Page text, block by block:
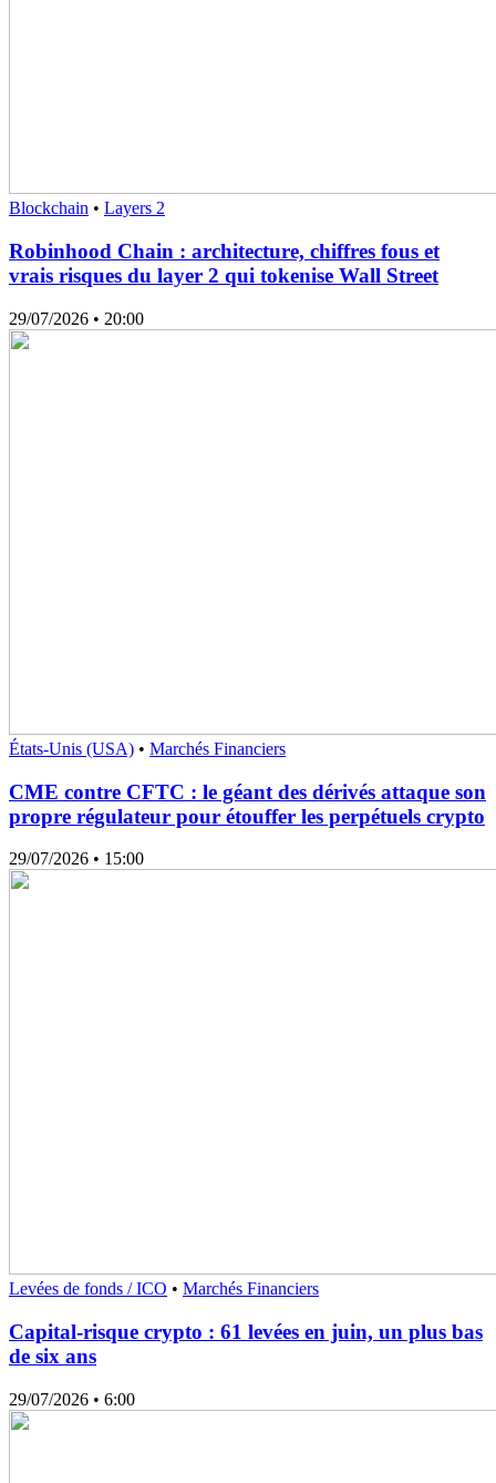
Blockchain • Layers 2
Robinhood Chain : architecture, chiffres fous et
vrais risques du layer 2 qui tokenise Wall Street
29/07/2026 • 20:00
États-Unis (USA) • Marchés Financiers
CME contre CFTC : le géant des dérivés attaque son
propre régulateur pour étouffer les perpétuels crypto
29/07/2026 • 15:00
Levées de fonds / ICO • Marchés Financiers
Capital-risque crypto : 61 levées en juin, un plus bas
de six ans
29/07/2026 • 6:00